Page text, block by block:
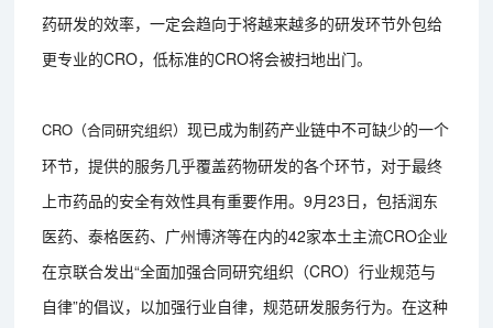
药研发的效率，一定会趋向于将越来越多的研发环节外包给
更专业的CRO，低标准的CRO将会被扫地出门。
CRO（合同研究组织）现已成为制药产业链中不可缺少的一个
环节，提供的服务几乎覆盖药物研发的各个环节，对于最终
上市药品的安全有效性具有重要作用。9月23日，包括润东
医药、泰格医药、广州博济等在内的42家本土主流CRO企业
在京联合发出“全面加强合同研究组织（CRO）行业规范与
自律”的倡议，以加强行业自律，规范研发服务行为。在这种